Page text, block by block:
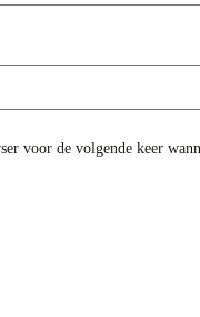
voor de volgende keer